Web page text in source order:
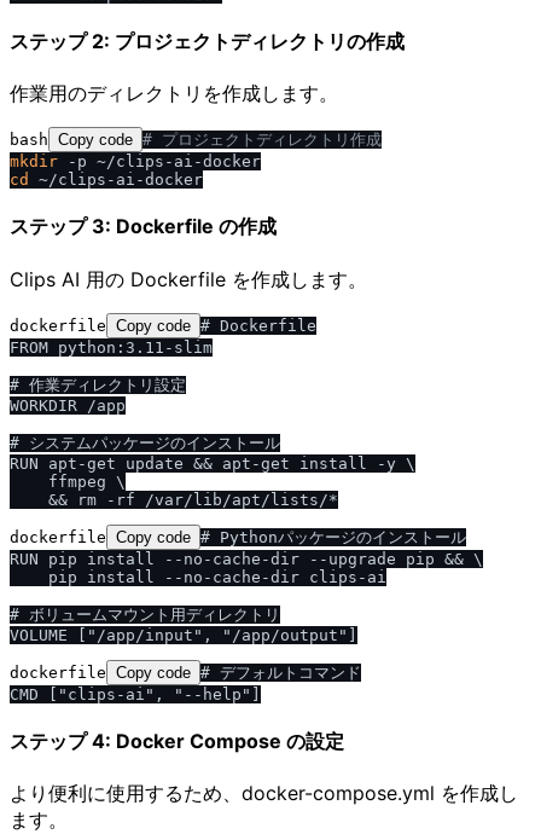
ステップ 2: プロジェクトディレクトリの作成
作業用のディレクトリを作成します。
bash Copy code # プロジェクトディレクトリ作成
mkdir
cd
ステップ 3: Dockerfile の作成
Clips AI 用の Dockerfile を作成します。
dockerfile Copy code # Dockerfile
FROM python:3.11-slim
# 作業ディレクトリ設定
WORKDIR /app
# システムパッケージのインストール
RUN apt-get update && apt-get install -y \
    ffmpeg \
dockerfile Copy code # Pythonパッケージのインストール
RUN pip install --no-cache-dir --upgrade pip && \
    pip install --no-cache-dir clips-ai
# ボリュームマウント用ディレクトリ
dockerfile Copy code # デフォルトコマンド
ステップ 4: Docker Compose の設定
より便利に使用するため、docker-compose.yml を作成し
ます。